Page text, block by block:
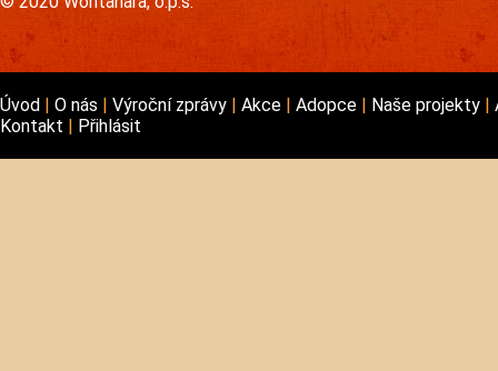
Úvod O nás Výroční zprávy Akce Adopce Naše projekty
Kontakt
Přihlásit